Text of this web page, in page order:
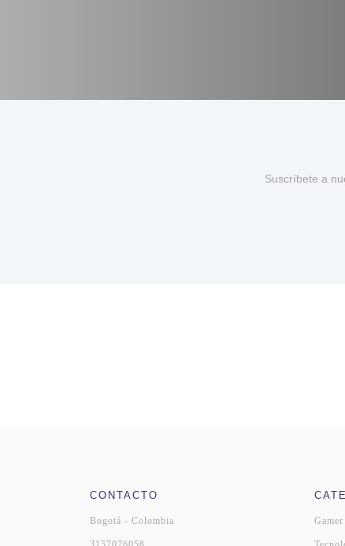
Suscríbete a
CONTACTO
Bogotá - Colombia Gamer